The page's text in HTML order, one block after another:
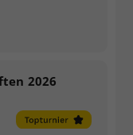
2026